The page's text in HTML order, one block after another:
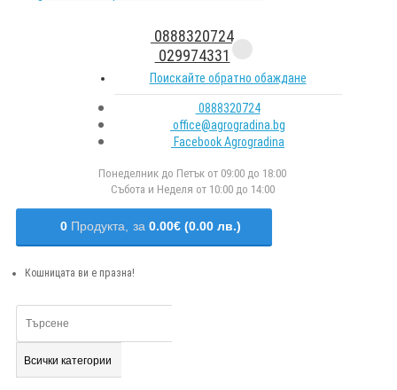
0888320724
029974331
Поискайте обратно обаждане
0888320724
office@agrogradina.bg
Facebook Agrogradina
Понеделник до Петък от 09:00 до 18:00
Събота и Неделя от 10:00 до 14:00
0 Продукта, за 0.00€ (0.00 лв.)
Кошницата ви е празна!
Всички категории